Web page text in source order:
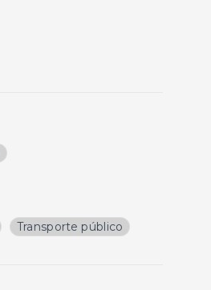
Transporte público